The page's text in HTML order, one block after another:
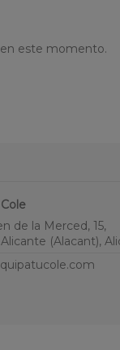
este momento.
de la Merced, 15,
Alicante (Alacant),